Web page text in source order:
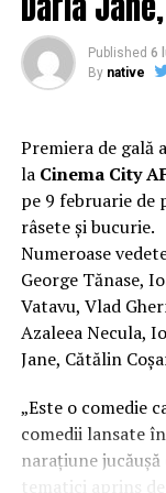
Regizorul și
Facultății de
masteratului în
Londra, a
parteAdrian
(sunet), Anca
(costume).
O comedie
are premiera
T.R.I.B.E. Films.
Mai multe detalii,
film și declarații
paginile social
Instagram,TikTok
„În Pielea Mea”
Published 6
By native
Premiera de gală
la Cinema City
pe 9 februarie de
râsete și bucurie.
Numeroase
George Tănase,
Vatavu, Vlad
Azaleea Necula,
Jane, Cătălin
„Este o comedie
comedii lansate
narațiune
tematici aprins